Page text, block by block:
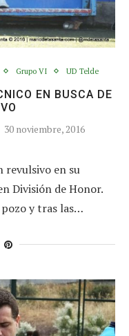
Grupo VI UD Telde
EN BUSCA DE
30 noviembre, 2016
revulsivo en su
División de Honor.
pozo y tras las…